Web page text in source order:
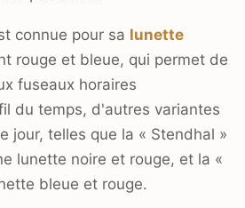
connue pour sa lunette
rouge et bleue, qui permet de
fuseaux horaires
du temps, d'autres variantes
jour, telles que la « Stendhal »
lunette noire et rouge, et la «
bleue et rouge.